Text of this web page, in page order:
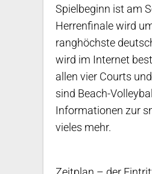
Spielbeginn ist am
Herrenfinale wird
ranghöchste
wird im Internet
allen vier Courts
sind Beach-
Informationen zur
vieles mehr.